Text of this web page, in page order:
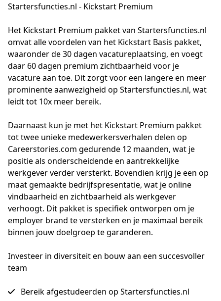
Startersfuncties.nl - Kickstart Premium
Het Kickstart Premium pakket van Startersfuncties.nl
omvat alle voordelen van het Kickstart Basis pakket,
waaronder de 30 dagen vacatureplaatsing, en voegt
daar 60 dagen premium zichtbaarheid voor je
vacature aan toe. Dit zorgt voor een langere en meer
prominente aanwezigheid op Startersfuncties.nl, wat
leidt tot 10x meer bereik.
Daarnaast kun je met het Kickstart Premium pakket
tot twee unieke medewerkersverhalen delen op
Careerstories.com gedurende 12 maanden, wat je
positie als onderscheidende en aantrekkelijke
werkgever verder versterkt. Bovendien krijg je een op
maat gemaakte bedrijfspresentatie, wat je online
vindbaarheid en zichtbaarheid als werkgever
verhoogt. Dit pakket is specifiek ontworpen om je
employer brand te versterken en je maximaal bereik
binnen jouw doelgroep te garanderen.
Investeer in diversiteit en bouw aan een succesvoller
team
Bereik afgestudeerden op Startersfuncties.nl